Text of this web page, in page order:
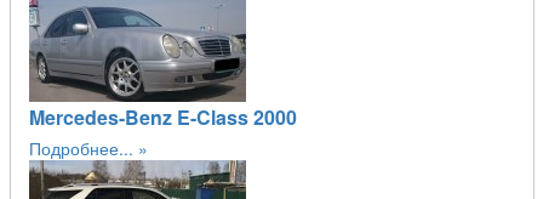
Mercedes-Benz E-Class 2000
Подробнее...